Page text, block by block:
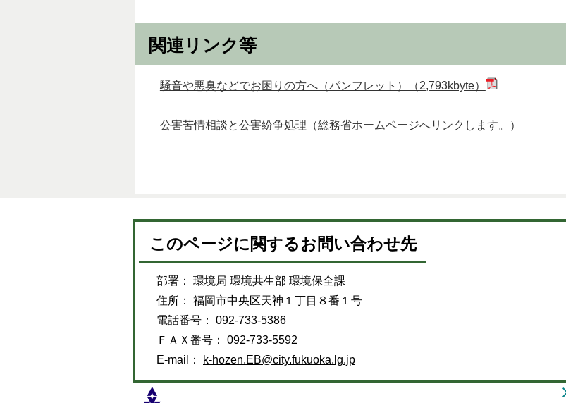
関連リンク等
騒音や悪臭などでお困りの方へ（パンフレット）（2,793kbyte）
公害苦情相談と公害紛争処理（総務省ホームページへリンクします。）
このページに関するお問い合わせ先
部署： 環境局 環境共生部 環境保全課
住所： 福岡市中央区天神１丁目８番１号
電話番号： 092-733-5386
ＦＡＸ番号： 092-733-5592
E-mail：
k-hozen.EB@city.fukuoka.lg.jp